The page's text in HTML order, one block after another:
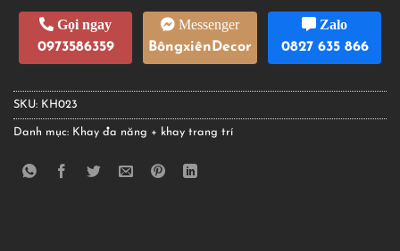
Gọi ngay
0973586359
Messenger
BôngxiênDecor
Zalo
0827 635 866
SKU: KH023
Danh mục: Khay đa năng + khay trang trí